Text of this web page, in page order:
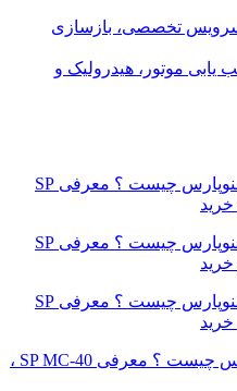
سرویس تخصصی، بازسازی
یابی موتور، هیدرولیک و
مینی لودر سنوپارس چیست ؟ معرفی SP
مینی لودر سنوپارس چیست ؟ معرفی SP
مینی لودر سنوپارس چیست ؟ معرفی SP
مینی لودر سنوپارس چیست ؟ معرفی SP MC-40 ،